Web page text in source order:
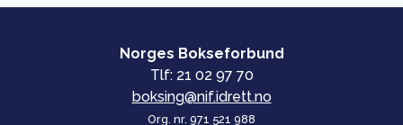
Norges Bokseforbund
Tlf: 21 02 97 70
boksing@nif.idrett.no
Org. nr. 971 521 988